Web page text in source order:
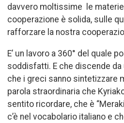
davvero moltissime le
cooperazione è solida, sulle
rafforzare la nostra
E’ un lavoro a 360° del quale
soddisfatti. E che discende
che i greci sanno sintetizzare
parola straordinaria che
sentito ricordare, che è
c’è nel vocabolario italiano e